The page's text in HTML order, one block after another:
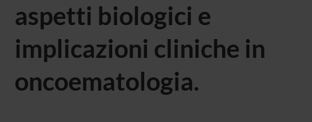
aspetti biologici e
implicazioni cliniche in
oncoematologia.